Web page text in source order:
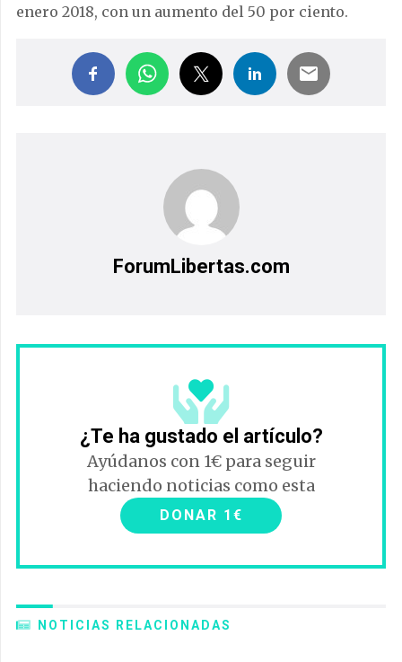
enero 2018, con un aumento del 50 por ciento.
ForumLibertas.com
¿Te ha gustado el artículo?
Ayúdanos con 1€ para seguir
haciendo noticias como esta
DONAR 1€
NOTICIAS RELACIONADAS